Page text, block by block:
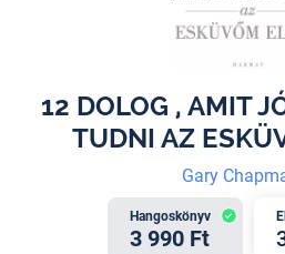
12 DOLOG , AMIT
TUDNI AZ
Gary
Hangoskönyv
3 990 Ft